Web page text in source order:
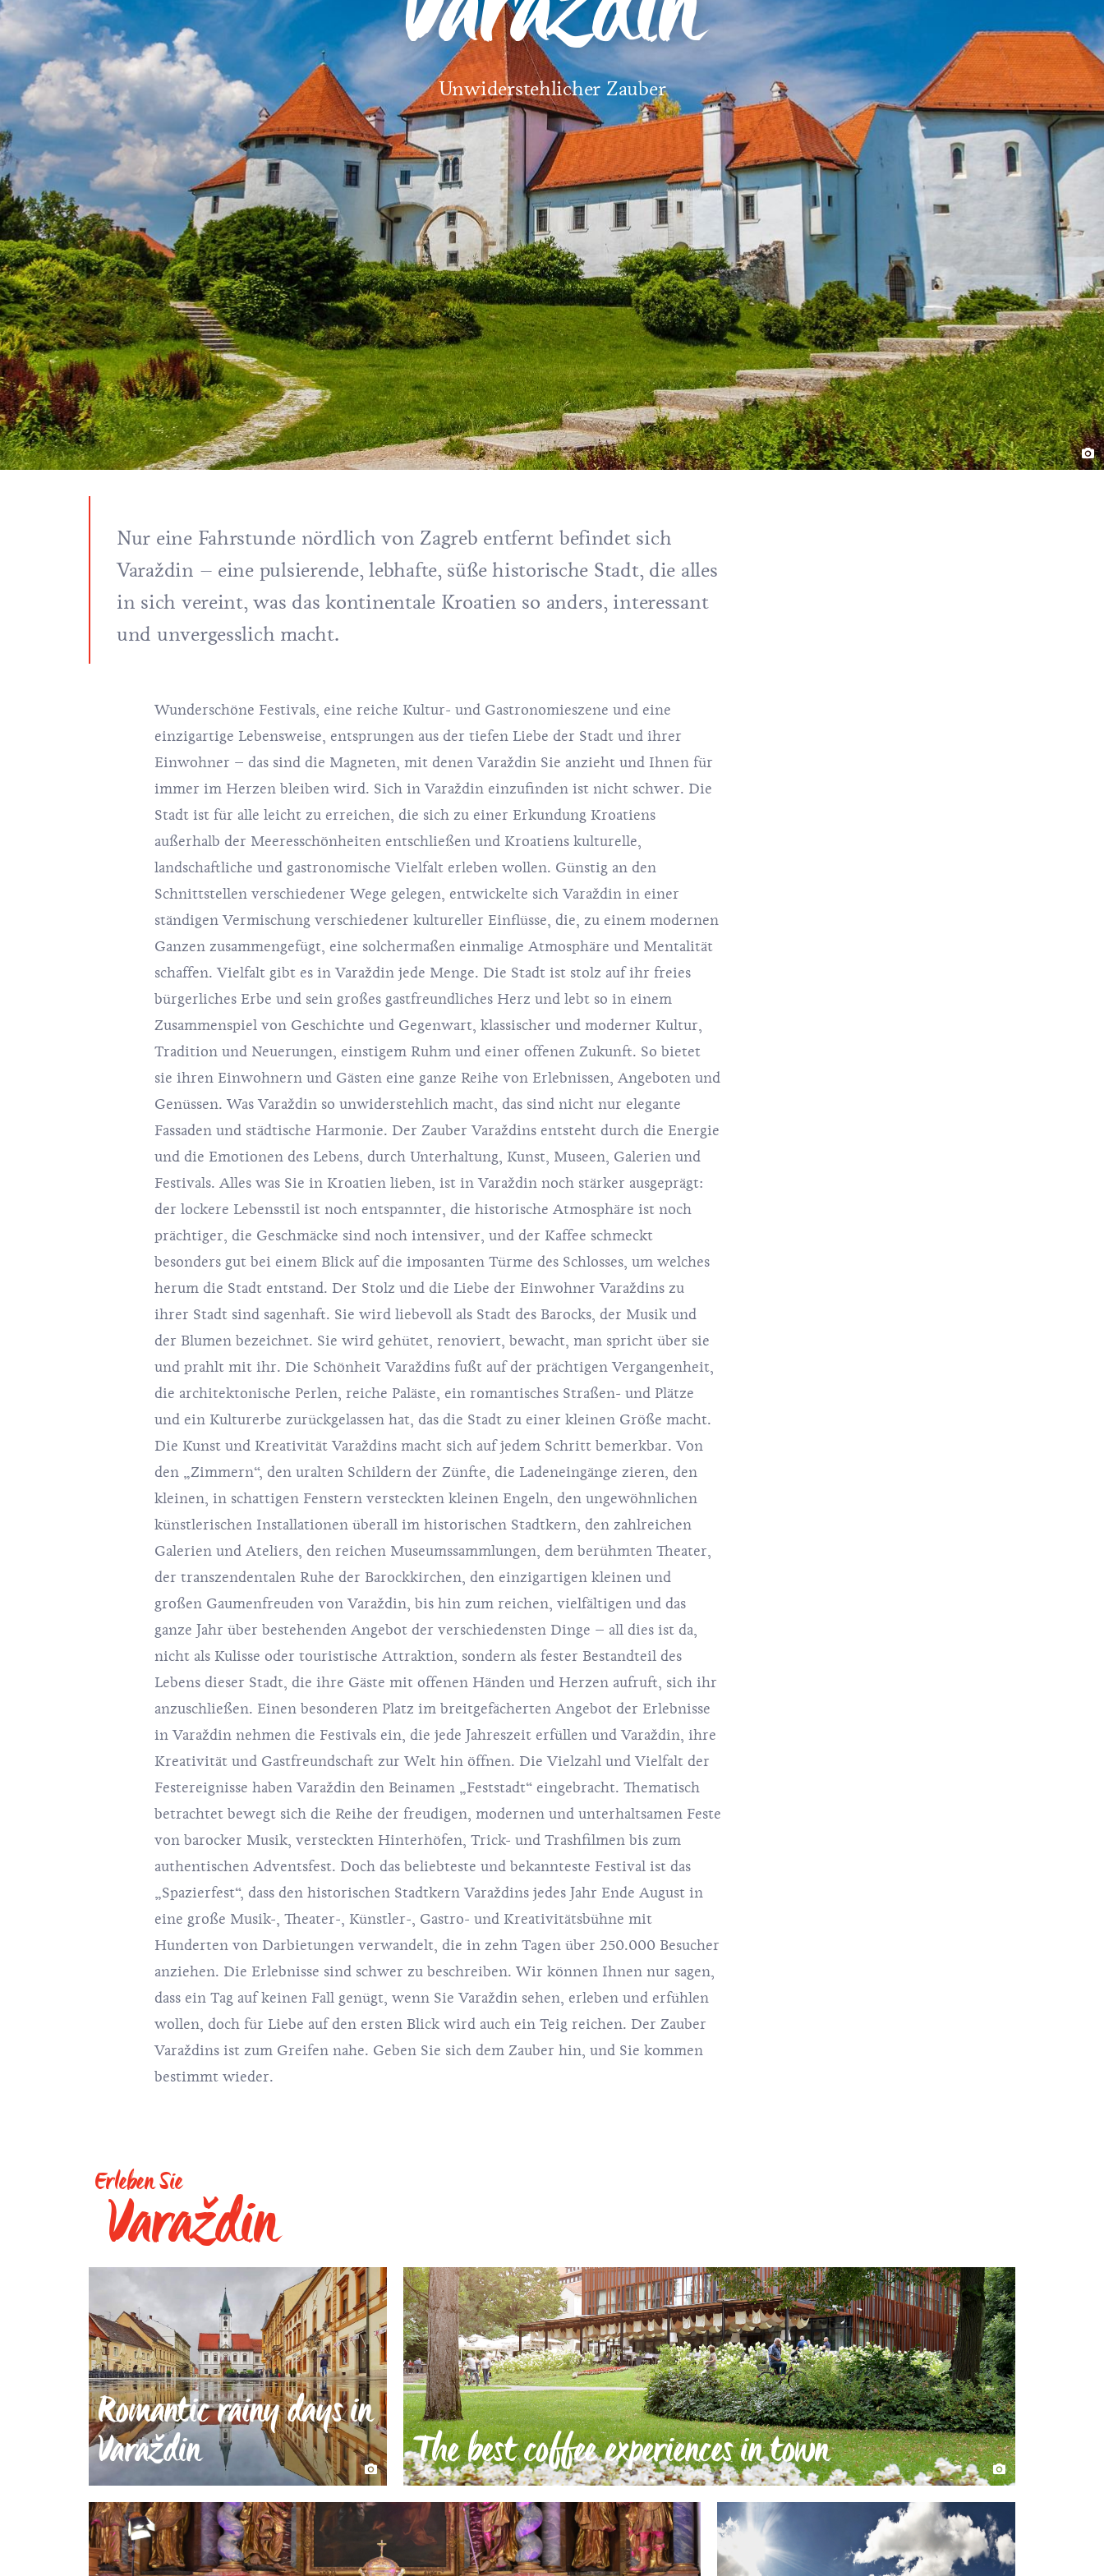
Unwiderstehlicher Zauber
Nur eine Fahrstunde nördlich von Zagreb entfernt befindet sich
Varaždin – eine pulsierende, lebhafte, süße historische Stadt, die alles
in sich vereint, was das kontinentale Kroatien so anders, interessant
und unvergesslich macht.
Wunderschöne Festivals, eine reiche Kultur- und Gastronomieszene und eine
einzigartige Lebensweise, entsprungen aus der tiefen Liebe der Stadt und ihrer
Einwohner – das sind die Magneten, mit denen Varaždin Sie anzieht und Ihnen für
immer im Herzen bleiben wird. Sich in Varaždin einzufinden ist nicht schwer. Die
Stadt ist für alle leicht zu erreichen, die sich zu einer Erkundung Kroatiens
außerhalb der Meeresschönheiten entschließen und Kroatiens kulturelle,
landschaftliche und gastronomische Vielfalt erleben wollen. Günstig an den
Schnittstellen verschiedener Wege gelegen, entwickelte sich Varaždin in einer
ständigen Vermischung verschiedener kultureller Einflüsse, die, zu einem modernen
Ganzen zusammengefügt, eine solchermaßen einmalige Atmosphäre und Mentalität
schaffen. Vielfalt gibt es in Varaždin jede Menge. Die Stadt ist stolz auf ihr freies
bürgerliches Erbe und sein großes gastfreundliches Herz und lebt so in einem
Zusammenspiel von Geschichte und Gegenwart, klassischer und moderner Kultur,
Tradition und Neuerungen, einstigem Ruhm und einer offenen Zukunft. So bietet
sie ihren Einwohnern und Gästen eine ganze Reihe von Erlebnissen, Angeboten und
Genüssen. Was Varaždin so unwiderstehlich macht, das sind nicht nur elegante
Fassaden und städtische Harmonie. Der Zauber Varaždins entsteht durch die Energie
und die Emotionen des Lebens, durch Unterhaltung, Kunst, Museen, Galerien und
Festivals. Alles was Sie in Kroatien lieben, ist in Varaždin noch stärker ausgeprägt:
der lockere Lebensstil ist noch entspannter, die historische Atmosphäre ist noch
prächtiger, die Geschmäcke sind noch intensiver, und der Kaffee schmeckt
besonders gut bei einem Blick auf die imposanten Türme des Schlosses, um welches
herum die Stadt entstand. Der Stolz und die Liebe der Einwohner Varaždins zu
ihrer Stadt sind sagenhaft. Sie wird liebevoll als Stadt des Barocks, der Musik und
der Blumen bezeichnet. Sie wird gehütet, renoviert, bewacht, man spricht über sie
und prahlt mit ihr. Die Schönheit Varaždins fußt auf der prächtigen Vergangenheit,
die architektonische Perlen, reiche Paläste, ein romantisches Straßen- und Plätze
und ein Kulturerbe zurückgelassen hat, das die Stadt zu einer kleinen Größe macht.
Die Kunst und Kreativität Varaždins macht sich auf jedem Schritt bemerkbar. Von
den „Zimmern“, den uralten Schildern der Zünfte, die Ladeneingänge zieren, den
kleinen, in schattigen Fenstern versteckten kleinen Engeln, den ungewöhnlichen
künstlerischen Installationen überall im historischen Stadtkern, den zahlreichen
Galerien und Ateliers, den reichen Museumssammlungen, dem berühmten Theater,
der transzendentalen Ruhe der Barockkirchen, den einzigartigen kleinen und
großen Gaumenfreuden von Varaždin, bis hin zum reichen, vielfältigen und das
ganze Jahr über bestehenden Angebot der verschiedensten Dinge – all dies ist da,
nicht als Kulisse oder touristische Attraktion, sondern als fester Bestandteil des
Lebens dieser Stadt, die ihre Gäste mit offenen Händen und Herzen aufruft, sich ihr
anzuschließen. Einen besonderen Platz im breitgefächerten Angebot der Erlebnisse
in Varaždin nehmen die Festivals ein, die jede Jahreszeit erfüllen und Varaždin, ihre
Kreativität und Gastfreundschaft zur Welt hin öffnen. Die Vielzahl und Vielfalt der
Festereignisse haben Varaždin den Beinamen „Feststadt“ eingebracht. Thematisch
betrachtet bewegt sich die Reihe der freudigen, modernen und unterhaltsamen Feste
von barocker Musik, versteckten Hinterhöfen, Trick- und Trashfilmen bis zum
authentischen Adventsfest. Doch das beliebteste und bekannteste Festival ist das
„Spazierfest“, dass den historischen Stadtkern Varaždins jedes Jahr Ende August in
eine große Musik-, Theater-, Künstler-, Gastro- und Kreativitätsbühne mit
Hunderten von Darbietungen verwandelt, die in zehn Tagen über 250.000 Besucher
anziehen. Die Erlebnisse sind schwer zu beschreiben. Wir können Ihnen nur sagen,
dass ein Tag auf keinen Fall genügt, wenn Sie Varaždin sehen, erleben und erfühlen
wollen, doch für Liebe auf den ersten Blick wird auch ein Teig reichen. Der Zauber
Varaždins ist zum Greifen nahe. Geben Sie sich dem Zauber hin, und Sie kommen
bestimmt wieder.
Erleben Sie
Varaždin
Romantic rainy days in
Varaždin The best coffee experiences in town